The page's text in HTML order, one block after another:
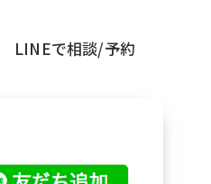
LINEで相談/予約